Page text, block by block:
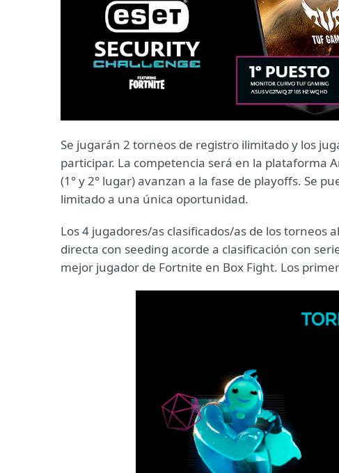
Se jugarán 2 torneos de registro ilimitado y los
participar. La competencia será en la plataforma
(1° y 2° lugar) avanzan a la fase de playoffs. Se
limitado a una única oportunidad.
Los 4 jugadores/as clasificados/as de los
directa con seeding acorde a clasificación con
mejor jugador de Fortnite en Box Fight. Los